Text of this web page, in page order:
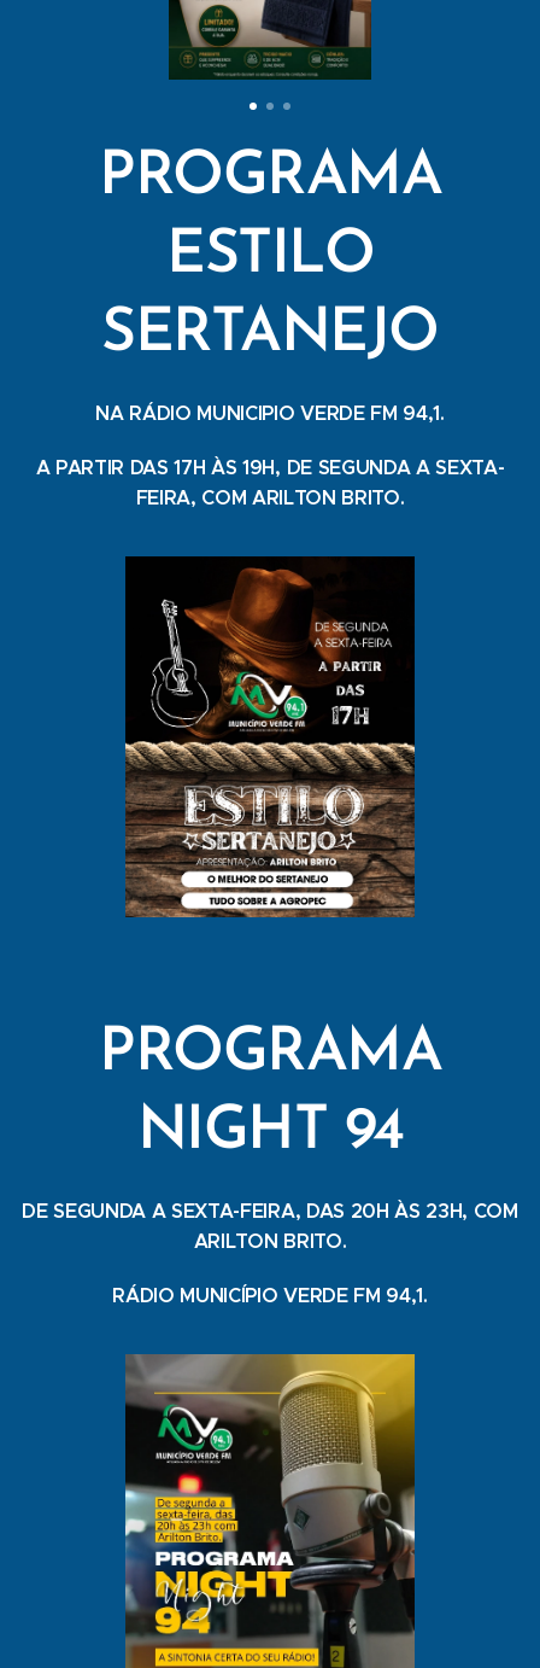
PROGRAMA
ESTILO
SERTANEJO
NA RÁDIO MUNICIPIO VERDE FM 94,1.
A PARTIR DAS 17H ÀS 19H, DE SEGUNDA A SEXTA-
FEIRA, COM ARILTON BRITO.
PROGRAMA
NIGHT 94
DE SEGUNDA A SEXTA-FEIRA, DAS 20H ÀS 23H, COM
ARILTON BRITO.
RÁDIO MUNICÍPIO VERDE FM 94,1.